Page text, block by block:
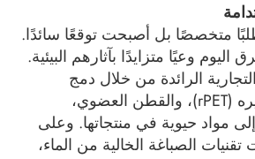
متخصصًا بل أصبحت توقعًا سائدًا.
اليوم وعيًا متزايدًا بآثارهم البيئية.
الرائدة من خلال دمج
البوليستر المعاد تدويره (rPET)، والقطن العضوي،
مواد حيوية في منتجاتها. وعلى
الصباغة الخالية من الماء،